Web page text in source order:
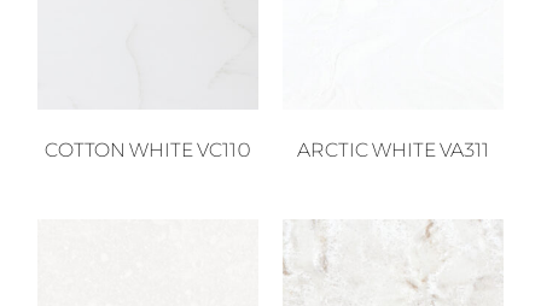
COTTON WHITE VC110 ARCTIC WHITE VA311